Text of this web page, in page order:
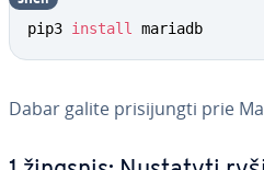
pip3 install mariadb
Dabar galite pri­si­jung­ti prie